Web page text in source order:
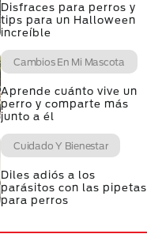
Disfraces para perros y
tips para un Halloween
increíble
Cambios En Mi Mascota
Aprende cuánto vive un
perro y comparte más
junto a él
Cuidado Y Bienestar
Diles adiós a los
parásitos con las pipetas
para perros